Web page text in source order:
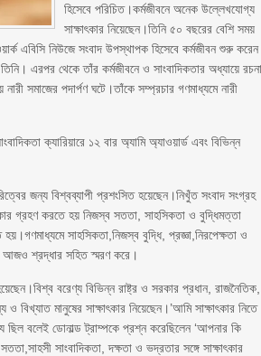
হিসেবে পরিচিত।কর্মজীবনে অনেক উল্লেখযোগ্য
সাক্ষাৎকার নিয়েছেন।তিনি ৫০ বছরের বেশি সময়
এবিসি নিউজে সংবাদ উপস্থাপক হিসেবে কর্মজীবন শুরু করেন
এরপর থেকে তাঁর কর্মজীবনে ও সাংবাদিকতার অধ্যায়ে
সমাজের পদার্পণ ঘটে।তাঁকে সম্প্রচার গণমাধ্যমে নারী
ক্যারিয়ারে ১২ বার অ্যামি অ্যাওয়ার্ড এবং বিভিন্ন
জন্য বিশ্বব্যাপী প্রশংসিত হয়েছেন।নিখুঁত সংবাদ সংগ্রহ
গ্রহণ করতে হয় নিজস্ব সততা, সাহসিকতা ও বুদ্ধিমত্তা
সাহসিকতা,নিজস্ব বুদ্ধি, প্রজ্ঞা,নিরপেক্ষতা ও
আজও শ্রদ্ধার সহিত স্মরণ করে।
বরেণ্য বিভিন্ন রাষ্ট্র ও সরকার প্রধান, রাজনৈতিক,
বিখ্যাত মানুষের সাক্ষাৎকার নিয়েছেন।’আমি সাক্ষাৎকার নিতে
ছিল বলেই ডোনাল্ড ট্রাম্পকে প্রশ্ন করেছিলেন ‘আপনার কি
সাংবাদিকতা, দক্ষতা ও ভদ্রতার সঙ্গে সাক্ষাৎকার